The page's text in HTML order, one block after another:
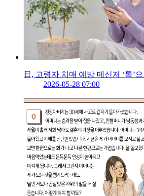
日, 고령자 치매 예방 메신저 ‘톡’으
2026-05-28 07:00